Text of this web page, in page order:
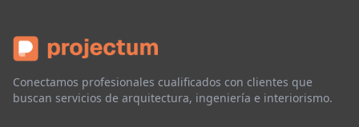
Conectamos profesionales cualificados con clientes que
buscan servicios de arquitectura, ingeniería e interiorismo.